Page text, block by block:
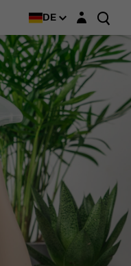
DE Login-Maske